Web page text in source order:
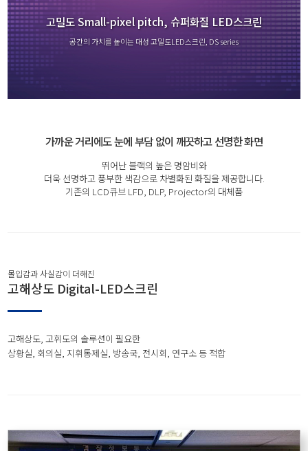
고밀도 Small-pixel pitch, 슈퍼화질 LED스크린
공간의 가치를 높이는 대성 고밀도LED스크린, DS series
가까운 거리에도 눈에 부담 없이 깨끗하고 선명한 화면
뛰어난 블랙의 높은 명암비와
더욱 선명하고 풍부한 색감으로 차별화된 화질을 제공합니다.
기존의 LCD큐브 LFD, DLP, Projector의 대체품
몰입감과 사실감이 더해진
고해상도 Digital-LED스크린
고해상도, 고휘도의 솔루션이 필요한
상황실, 회의실, 지휘통제실, 방송국, 전시회, 연구소 등 적합